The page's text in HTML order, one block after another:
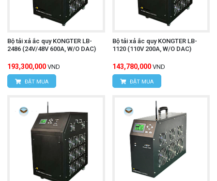
Bộ tải xả ắc quy KONGTER LB-
2486 (24V/48V 600A, W/O DAC)
193,300,000 VND
ĐẶT MUA
Bộ tải xả ắc quy KONGTER LB-
1120 (110V 200A, W/O DAC)
143,780,000 VND
ĐẶT MUA